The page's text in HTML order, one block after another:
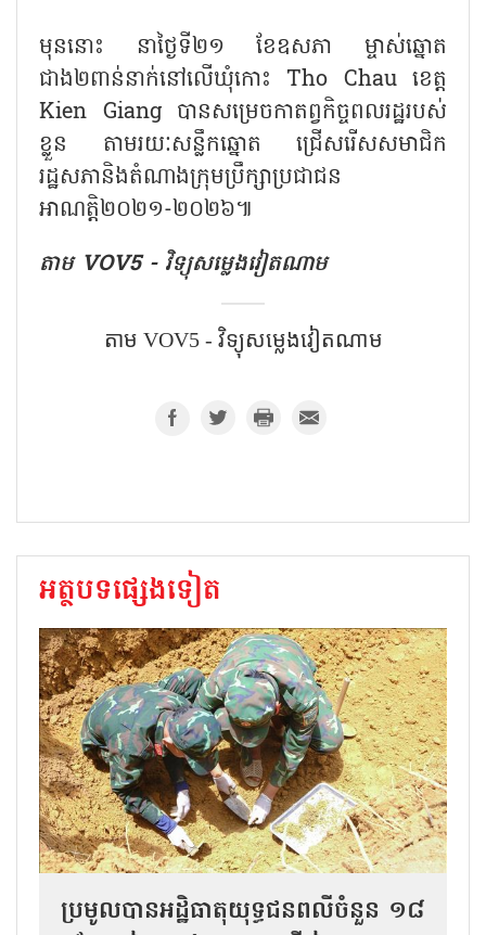
មុននោះ នាថ្ងៃទី២១ ខែឧសភា ម្ចាស់ឆ្នោត
ជាង២ពាន់នាក់នៅលើឃុំកោះ Tho Chau ខេត្ត
Kien Giang បានសម្រេចកាតព្វកិច្ចពលរដ្ឋរបស់
ខ្លួន តាមរយៈសន្លឹកឆ្នោត ជ្រើសរើសសមាជិក
រដ្ឋសភានិងតំណាងក្រុមប្រឹក្សាប្រជាជន
អាណត្តិ២០២១-២០២៦៕
តាម​ VOV5 - វិទ្យុសម្លេងវៀតណាម
តាម​ VOV5 - វិទ្យុសម្លេងវៀតណាម
អត្ថបទផ្សេងទៀត
ប្រមូលបានអដ្ឋិធាតុយុទ្ធជនពលីចំនួន ១៨